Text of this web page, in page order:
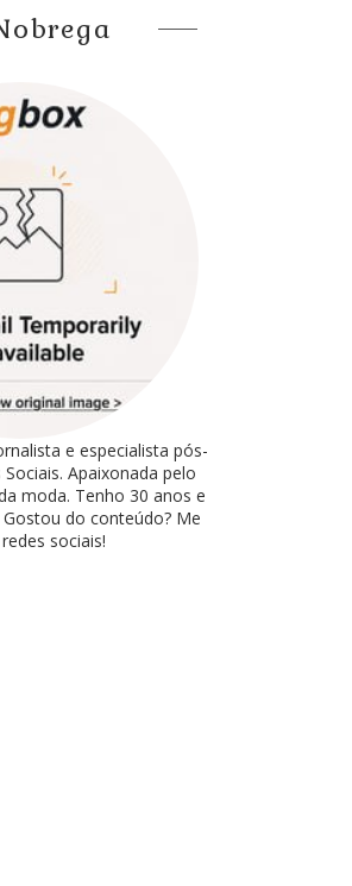
e especialista pós-
Apaixonada pelo
moda. Tenho 30 anos e
do conteúdo? Me
sociais!